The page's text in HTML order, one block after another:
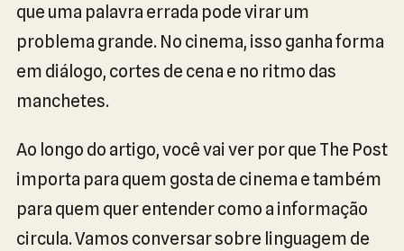
que uma palavra errada pode virar um
problema grande. No cinema, isso ganha forma
em diálogo, cortes de cena e no ritmo das
manchetes.
Ao longo do artigo, você vai ver por que The Post
importa para quem gosta de cinema e também
para quem quer entender como a informação
circula. Vamos conversar sobre linguagem de